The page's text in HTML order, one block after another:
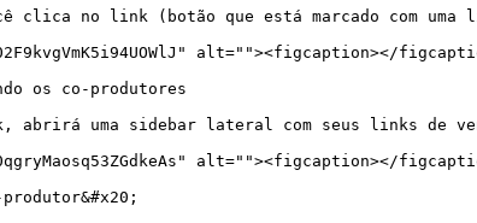
clica no link (botão que está marcado com uma
alt=""><figcaption></
os co-produtores
abrirá uma sidebar lateral com seus links de
alt=""><figcaption></